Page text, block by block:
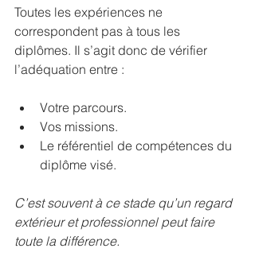
Toutes les expériences ne
correspondent pas à tous les
diplômes. Il s’agit donc de vérifier
l’adéquation entre :
Votre parcours.
Vos missions.
Le référentiel de compétences du
diplôme visé.
C’est souvent à ce stade qu’un regard
extérieur et professionnel peut faire
toute la différence.